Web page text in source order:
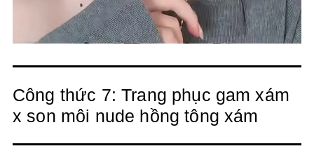
Công thức 7: Trang phục gam xám
x son môi nude hồng tông xám